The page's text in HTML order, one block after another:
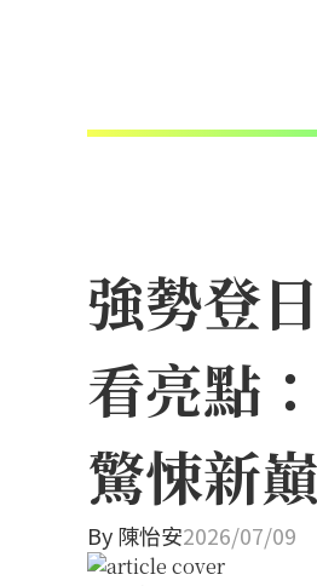
強勢登
看亮點
驚悚新
By陳怡安2026/07/09